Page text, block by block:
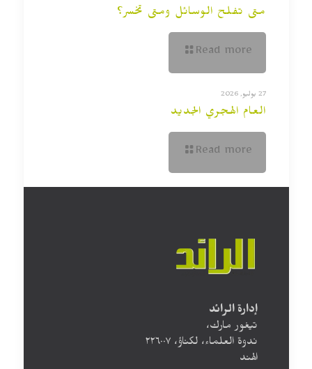
متى تفلح الوسائل ومتى تخسر؟
Read more
27 يوليو, 2026
العام الهجري الجديد
Read more
إدارة الرائد
تيغور مارك،
ندوة العلماء، لكناؤ، ۲۲٦۰۰۷
الهند